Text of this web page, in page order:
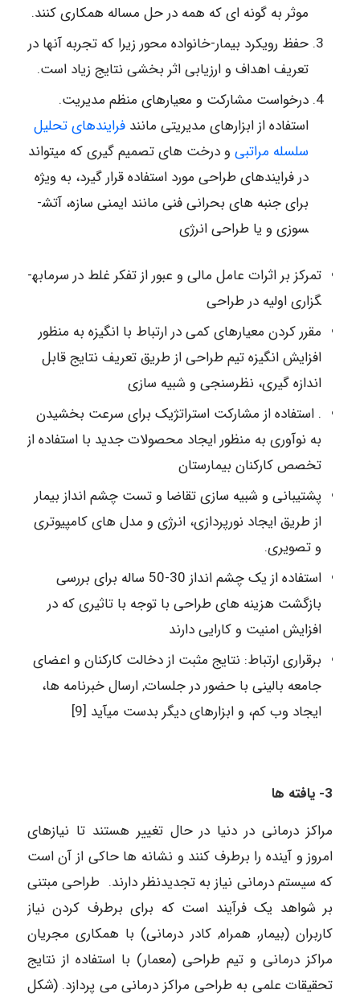
موثر به گونه ­ای که همه در حل مساله همکاری کنند.
حفظ رویکرد بیمار-خانواده محور زیرا که تجربه آنها در
تعریف اهداف و ارزیابی اثر بخشی نتایج زیاد است.
درخواست مشارکت و معیارهای منظم مدیریت.
استفاده از ابزارهای مدیریتی مانند فرایندهای تحلیل
سلسله مراتبیو درخت های تصمیم گیری که می­تواند
در فرایندهای طراحی مورد استفاده قرار گیرد، به ویژه
برای جنبه های بحرانی فنی مانند ایمنی سازه، آتش­
سوزی و یا طراحی انرژی
تمرکز بر اثرات عامل مالی و عبور از تفکر غلط در سرمابه­
گزاری اولیه در طراحی
مقرر کردن معیارهای کمی در ارتباط با انگیزه به منظور
افزایش انگیزه تیم طراحی از طریق تعریف نتایج قابل
اندازه گیری، نظرسنجی و شبیه سازی
. استفاده از مشارکت استراتژیک برای سرعت بخشیدن
به نوآوری به منظور ایجاد محصولات جدید با استفاده از
تخصص کارکنان بیمارستان
پشتیبانی و شبیه سازی تقاضا و تست چشم انداز بیمار
از طریق ایجاد نورپردازی، انرژی و مدل­ های کامپیوتری
و تصویری.
استفاده از یک چشم انداز 30-50 ساله برای بررسی
بازگشت هزینه های طراحی با توجه با تاثیری که در
افزایش امنیت و کارایی دارند
برقراری ارتباط: نتایج مثبت از دخالت کارکنان و اعضای
جامعه بالینی با حضور در جلسات, ارسال خبرنامه ها،
ایجاد وب کم، و ابزارهای دیگر بدست می­آید [9]
3- یافته ها
مراکز درمانی در دنیا در حال تغییر هستند تا نیازهای
امروز و آینده را بر­طرف کنند و نشانه­ ها حاکی از آن است
که سیستم درمانی نیاز به تجدید­نظر دارند. طراحی مبتنی
بر شواهد یک فرآیند است که برای برطرف کردن نیاز
کاربران (بیمار, همراه, کادر درمانی) با همکاری مجریان
مراکز درمانی و تیم طراحی (معمار) با استفاده از نتایج
تحقیقات علمی به طراحی مراکز درمانی می پردازد. (شکل